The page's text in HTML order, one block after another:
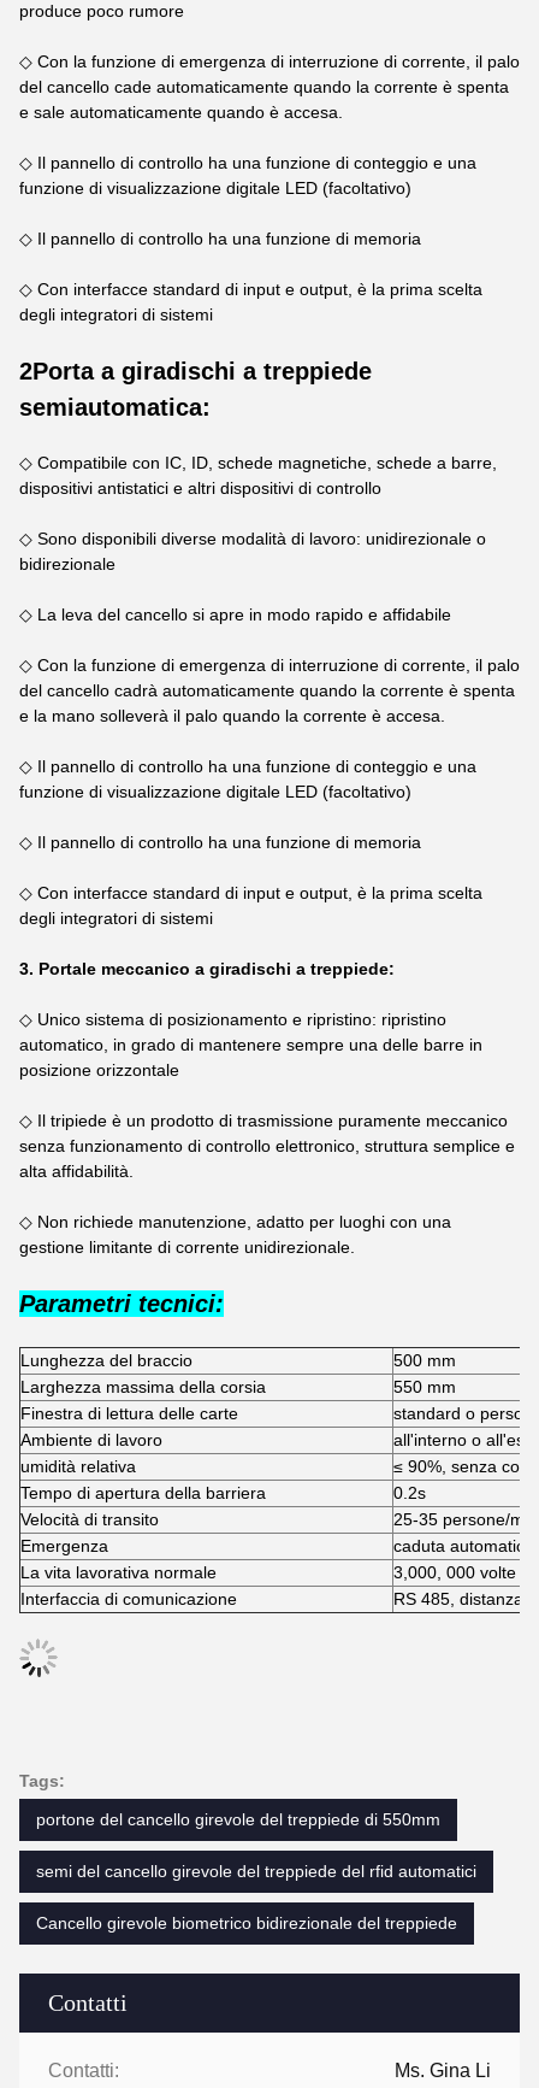
Contatti
Contatti: Ms. Gina Li
produce poco rumore
◇ Con la funzione di emergenza di interruzione di corrente, il palo
del cancello cade automaticamente quando la corrente è spenta
e sale automaticamente quando è accesa.
◇ Il pannello di controllo ha una funzione di conteggio e una
funzione di visualizzazione digitale LED (facoltativo)
◇ Il pannello di controllo ha una funzione di memoria
◇ Con interfacce standard di input e output, è la prima scelta
degli integratori di sistemi
2Porta a giradischi a treppiede
semiautomatica:
◇ Compatibile con IC, ID, schede magnetiche, schede a barre,
dispositivi antistatici e altri dispositivi di controllo
◇ Sono disponibili diverse modalità di lavoro: unidirezionale o
bidirezionale
◇ La leva del cancello si apre in modo rapido e affidabile
◇ Con la funzione di emergenza di interruzione di corrente, il palo
del cancello cadrà automaticamente quando la corrente è spenta
e la mano solleverà il palo quando la corrente è accesa.
◇ Il pannello di controllo ha una funzione di conteggio e una
funzione di visualizzazione digitale LED (facoltativo)
◇ Il pannello di controllo ha una funzione di memoria
◇ Con interfacce standard di input e output, è la prima scelta
degli integratori di sistemi
3. Portale meccanico a giradischi a treppiede:
◇ Unico sistema di posizionamento e ripristino: ripristino
automatico, in grado di mantenere sempre una delle barre in
posizione orizzontale
◇ Il tripiede è un prodotto di trasmissione puramente meccanico
senza funzionamento di controllo elettronico, struttura semplice e
alta affidabilità.
◇ Non richiede manutenzione, adatto per luoghi con una
gestione limitante di corrente unidirezionale.
Parametri tecnici:
Lunghezza del braccio
500 mm
Larghezza massima della corsia
550 mm
Finestra di lettura delle carte
standard o
Ambiente di lavoro
all'interno o
umidità relativa
≤ 90%, senza
Tempo di apertura della barriera
0.2s
Velocità di transito
25-35 persone/
Emergenza
caduta
La vita lavorativa normale
3,000, 000 volte
Interfaccia di comunicazione
RS 485, distanza
Tags:
portone del cancello girevole del treppiede di 550mm
semi del cancello girevole del treppiede del rfid automatici
Cancello girevole biometrico bidirezionale del treppiede